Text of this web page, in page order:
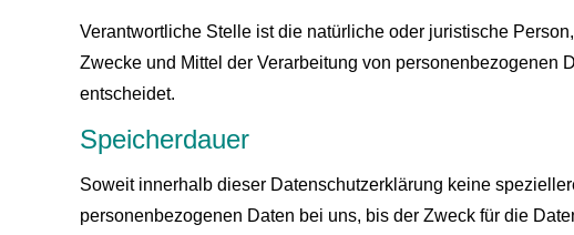
Verantwortliche Stelle ist die natürliche oder juristische
Zwecke und Mittel der Verarbeitung von personenbezogenen
entscheidet.
Speicherdauer
Soweit innerhalb dieser Datenschutzerklärung keine
personenbezogenen Daten bei uns, bis der Zweck für die